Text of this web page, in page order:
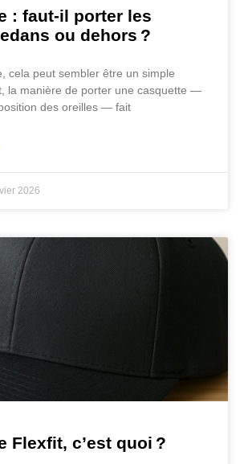
: faut-il porter les
ou dehors ?
cela peut sembler être un simple
la manière de porter une casquette —
des oreilles — fait
2026
Flexfit, c’est quoi ?